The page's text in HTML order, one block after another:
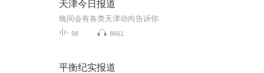
天津今日报道
晚间会有各类天津动向告诉你
98 8661
平衡纪实报道